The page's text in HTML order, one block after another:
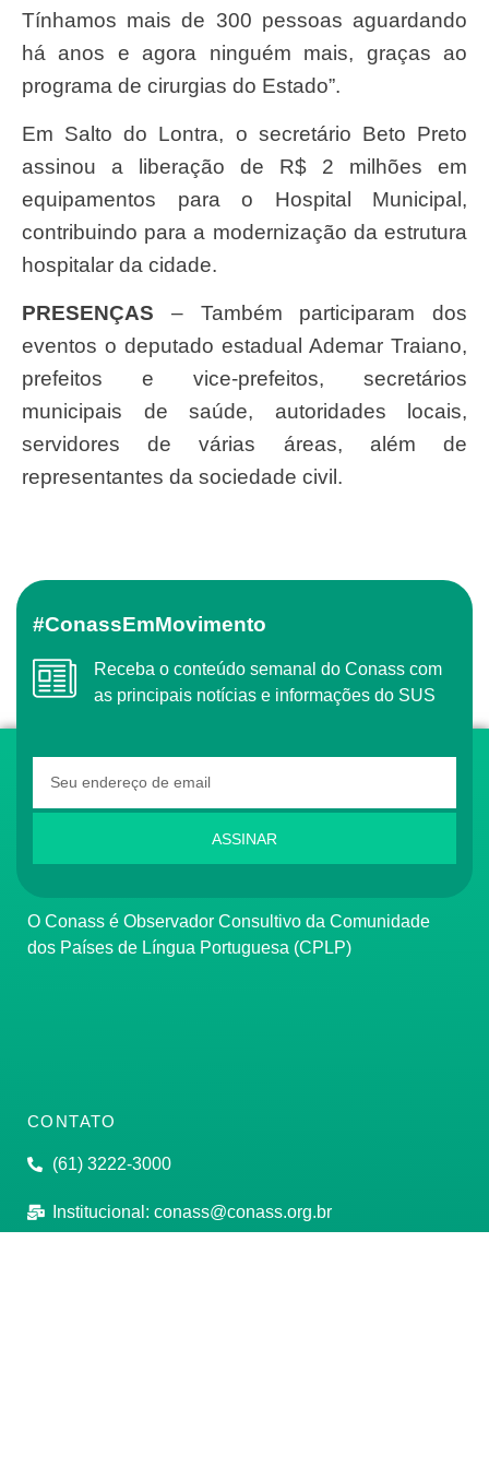
Tínhamos mais de 300 pessoas aguardando
há anos e agora ninguém mais, graças ao
programa de cirurgias do Estado”.
Em Salto do Lontra, o secretário Beto Preto
assinou a liberação de R$ 2 milhões em
equipamentos para o Hospital Municipal,
contribuindo para a modernização da estrutura
hospitalar da cidade.
PRESENÇAS – Também participaram dos
eventos o deputado estadual Ademar Traiano,
prefeitos e vice-prefeitos, secretários
municipais de saúde, autoridades locais,
servidores de várias áreas, além de
representantes da sociedade civil.
#ConassEmMovimento
Receba o conteúdo semanal do Conass com
as principais notícias e informações do SUS
ASSINAR
O Conass é Observador Consultivo da Comunidade
dos Países de Língua Portuguesa (CPLP)
CONTATO
(61) 3222-3000
Institucional: conass@conass.org.br